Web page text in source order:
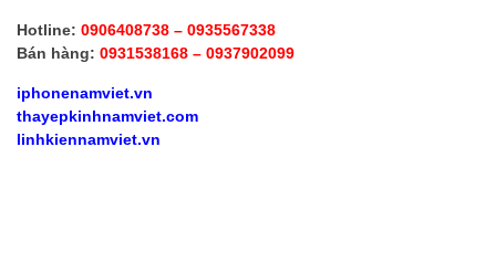
Hotline: 0906408738 – 0935567338
Bán hàng: 0931538168 – 0937902099
iphonenamviet.vn
thayepkinhnamviet.com
linhkiennamviet.vn